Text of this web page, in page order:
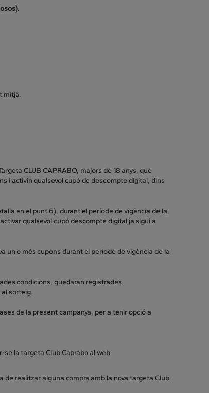
mitjà.
CLUB CAPRABO, majors de 18 anys, que
i activin qualsevol cupó de descompte digital, dins
en el punt 6), durant el període de vigència de la
qualsevol cupó descompte digital ja sigui a
un o més cupons durant el període de vigència de la
condicions, quedaran registrades
sorteig.
de la present campanya, per a tenir opció a
la targeta Club Caprabo al web
de realitzar alguna compra amb la nova targeta Club